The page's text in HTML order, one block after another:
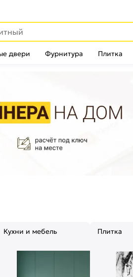
двери Фурнитура Плитка
Кухни и мебель Плитка